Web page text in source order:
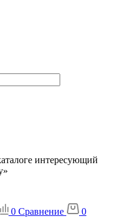
интересующий
0 Сравнение
0